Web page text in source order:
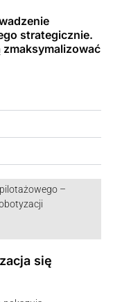
strategicznie.
–
się